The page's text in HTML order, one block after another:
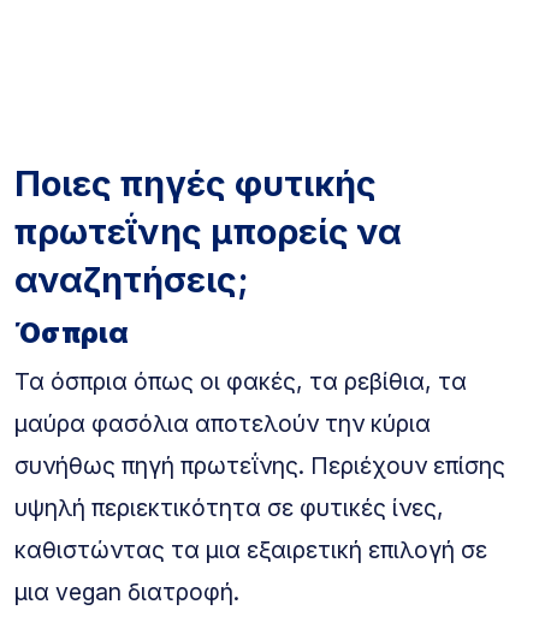
Ποιες πηγές φυτικής
πρωτεΐνης μπορείς να
αναζητήσεις;
Όσπρια
Τα όσπρια όπως οι φακές, τα ρεβίθια, τα
μαύρα φασόλια αποτελούν την κύρια
συνήθως πηγή πρωτεΐνης. Περιέχουν επίσης
υψηλή περιεκτικότητα σε φυτικές ίνες,
καθιστώντας τα μια εξαιρετική επιλογή σε
μια vegan διατροφή.